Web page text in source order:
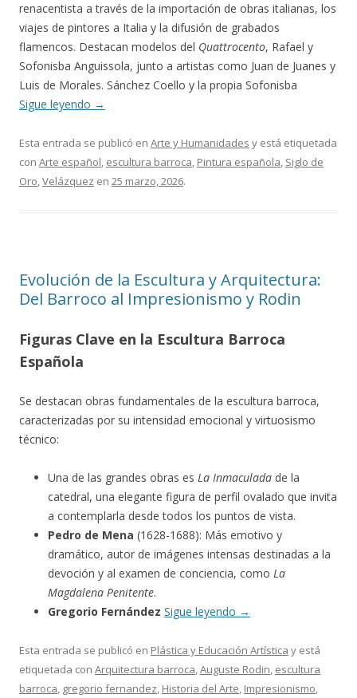
renacentista a través de la importación de obras italianas, los
viajes de pintores a Italia y la difusión de grabados
flamencos. Destacan modelos del Quattrocento, Rafael y
Sofonisba Anguissola, junto a artistas como Juan de Juanes y
Luis de Morales. Sánchez Coello y la propia Sofonisba
Sigue leyendo →
Esta entrada se publicó en Arte y Humanidades y está etiquetada
con Arte español, escultura barroca, Pintura española, Siglo de
Oro,Velázquez en 25 marzo, 2026.
Evolución de la Escultura y Arquitectura:
Del Barroco al Impresionismo y Rodin
Figuras Clave en la Escultura Barroca
Española
Se destacan obras fundamentales de la escultura barroca,
caracterizadas por su intensidad emocional y virtuosismo
técnico:
Una de las grandes obras es La Inmaculada de la
catedral, una elegante figura de perfil ovalado que invita
a contemplarla desde todos los puntos de vista.
Pedro de Mena (1628-1688): Más emotivo y
dramático, autor de imágenes intensas destinadas a la
devoción y al examen de conciencia, como La
Magdalena Penitente.
Gregorio Fernández Sigue leyendo →
Esta entrada se publicó en Plástica y Educación Artística y está
etiquetada con Arquitectura barroca,Auguste Rodin, escultura
barroca, gregorio fernandez, Historia del Arte, Impresionismo,